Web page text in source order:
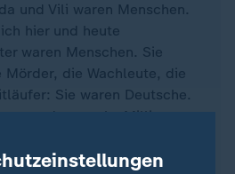
und Vili waren Menschen.
hier und heute
waren Menschen. Sie
Mörder, die Wachleute, die
Sie waren Deutsche.
an sechs Millionen
- es wurde von meinen